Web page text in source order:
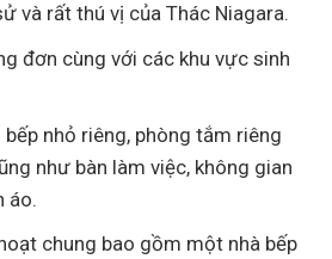
và rất thú vị của Thác Niagara.
đơn cùng với các khu vực sinh
nhỏ riêng, phòng tắm riêng
như bàn làm việc, không gian
áo.
chung bao gồm một nhà bếp